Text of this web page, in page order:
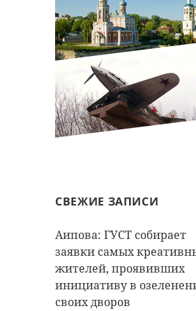
СВЕЖИЕ ЗАПИСИ
Аипова: ГУСТ собирает
заявки самых
жителей, проявивших
инициативу в
своих дворов